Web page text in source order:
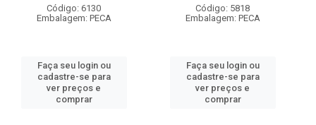
Código: 6130
Embalagem: PECA
Faça seu login ou
cadastre-se para
ver preços e
comprar
Código: 5818
Embalagem: PECA
Faça seu login ou
cadastre-se para
ver preços e
comprar